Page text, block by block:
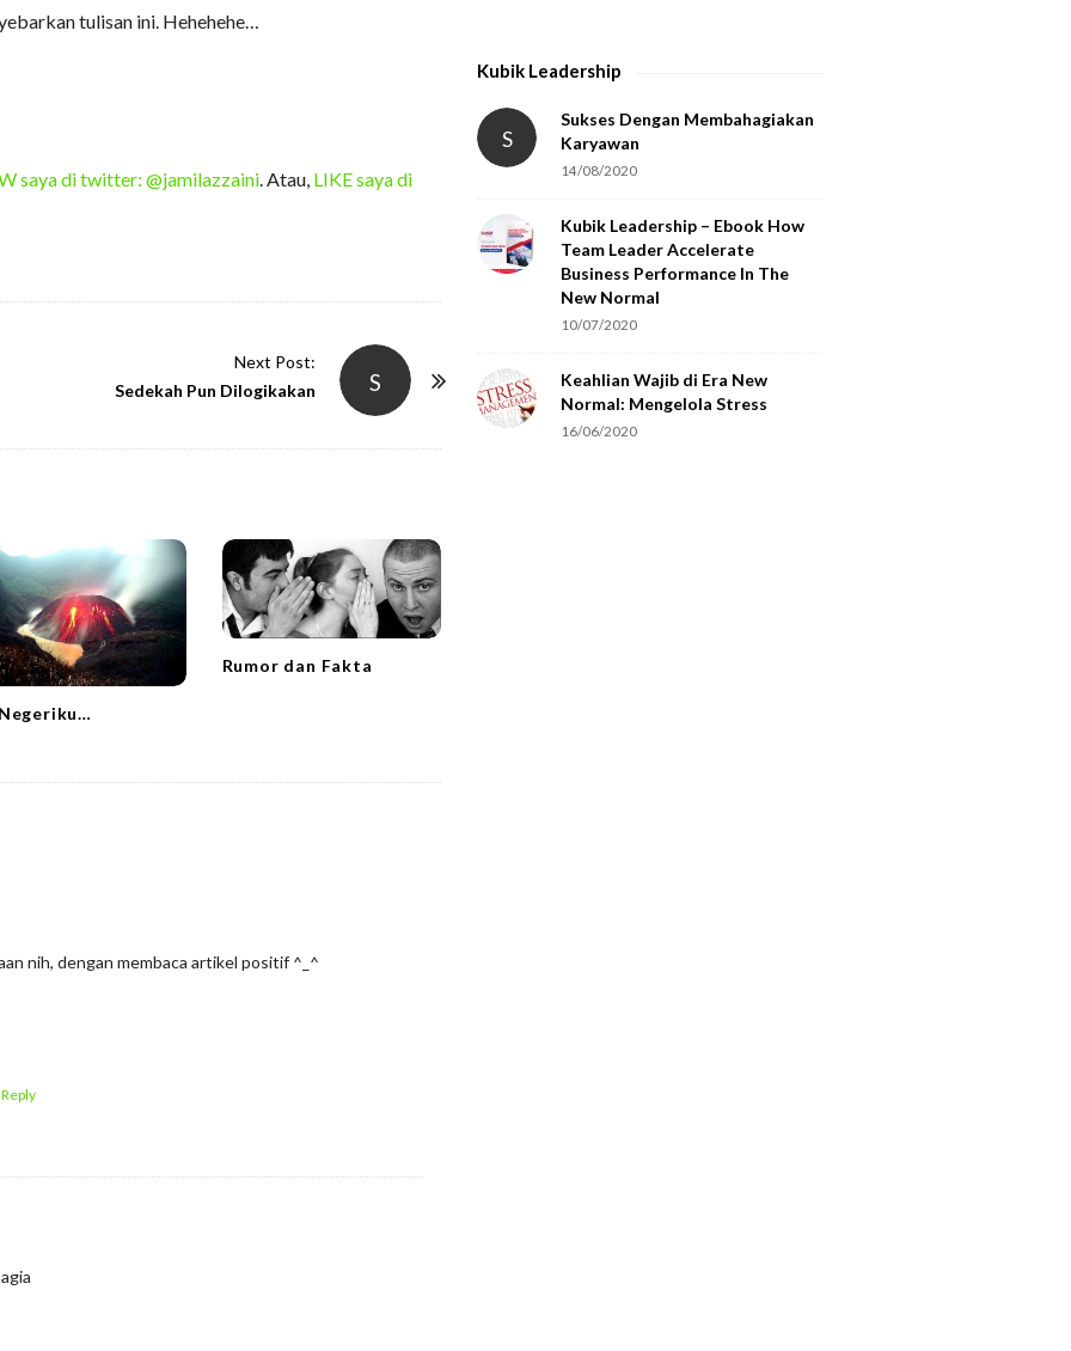
tulisan ini. Hehehehe…
saya di twitter: @jamilazzaini . Atau, LIKE saya di
S
Next Post:
Sedekah Pun Dilogikakan
Rumor dan Fakta
nih, dengan membaca artikel positif ^_^
Kubik Leadership
S
Sukses Dengan Membahagiakan
Karyawan
14/08/2020
Kubik Leadership – Ebook How
Team Leader Accelerate
Business Performance In The
New Normal
10/07/2020
Keahlian Wajib di Era New
Normal: Mengelola Stress
16/06/2020